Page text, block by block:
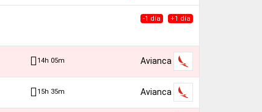
-1 día +1 día
14h 05m Avianca
15h 35m Avianca